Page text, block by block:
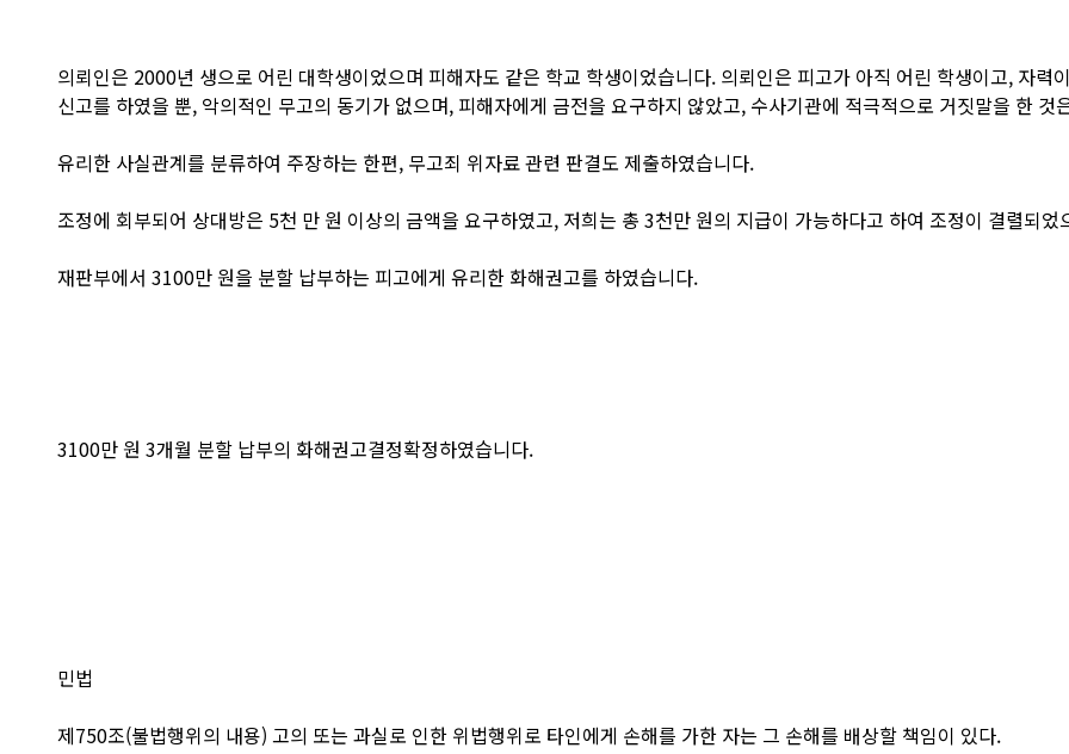
의뢰인은 2000년 생으로 어린 대학생이었으며 피해자도 같은 학교 학생이었습니다. 의뢰인은 피고가 아직 어린 학생이고, 자력
신고를 하였을 뿐, 악의적인 무고의 동기가 없으며, 피해자에게 금전을 요구하지 않았고, 수사기관에 적극적으로 거짓말을 한 것
유리한 사실관계를 분류하여 주장하는 한편, 무고죄 위자료 관련 판결도 제출하였습니다.
조정에 회부되어 상대방은 5천 만 원 이상의 금액을 요구하였고, 저희는 총 3천만 원의 지급이 가능하다고 하여 조정이 결렬되었
재판부에서 3100만 원을 분할 납부하는 피고에게 유리한 화해권고를 하였습니다.
3100만 원 3개월 분할 납부의 화해권고결정확정하였습니다.
민법
​제750조(불법행위의 내용) 고의 또는 과실로 인한 위법행위로 타인에게 손해를 가한 자는 그 손해를 배상할 책임이 있다.